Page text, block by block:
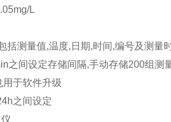
L
括测量值,温度,日期,时间,编号及测量
之间设定存储间隔,手动存储200组测
于软件升级
之间设定